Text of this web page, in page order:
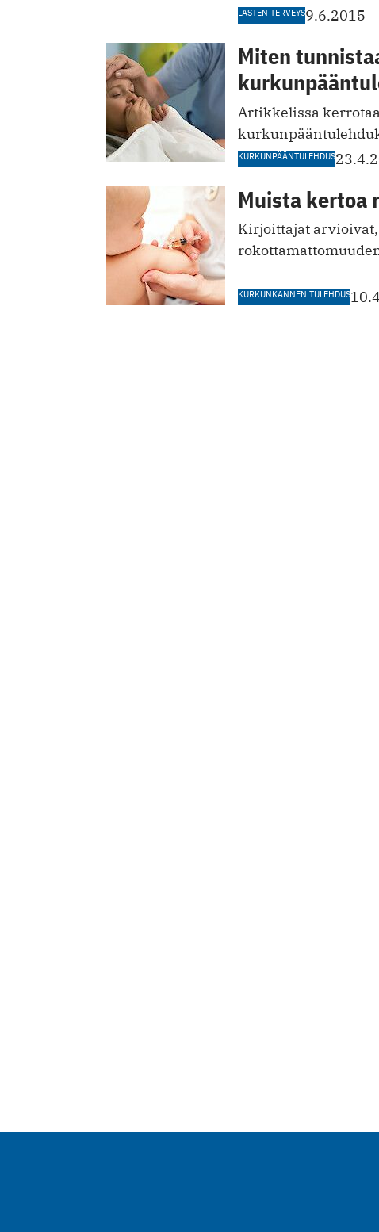
LASTEN TERVEYS9.6.2015
Miten
Artikkelissa
KURKUNPÄÄNTULEHDUS
Muista kertoa
Kirjoittajat
KURKUNKANNEN TULEHDUS